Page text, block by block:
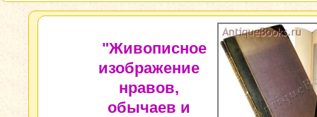
"Живописное
изображение
нравов,
обычаев и